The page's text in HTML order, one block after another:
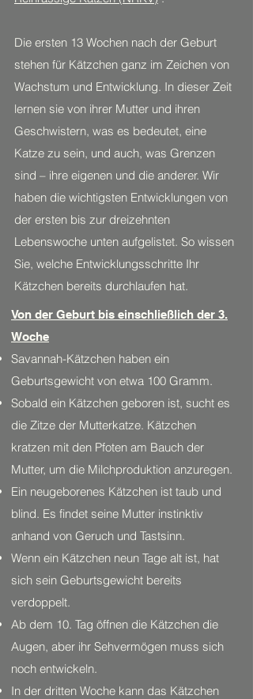
Die ersten 13 Wochen nach der Geburt
stehen für Kätzchen ganz im Zeichen von
Wachstum und Entwicklung. In dieser Zeit
lernen sie von ihrer Mutter und ihren
Geschwistern, was es bedeutet, eine
Katze zu sein, und auch, was Grenzen
sind – ihre eigenen und die anderer. Wir
haben die wichtigsten Entwicklungen von
der ersten bis zur dreizehnten
Lebenswoche unten aufgelistet. So wissen
Sie, welche Entwicklungsschritte Ihr
Kätzchen bereits durchlaufen hat.
Von der Geburt bis einschließlich der 3.
Woche
Savannah-Kätzchen haben ein
Geburtsgewicht von etwa 100 Gramm.
Sobald ein Kätzchen geboren ist, sucht es
die Zitze der Mutterkatze. Kätzchen
kratzen mit den Pfoten am Bauch der
Mutter, um die Milchproduktion anzuregen.
Ein neugeborenes Kätzchen ist taub und
blind. Es findet seine Mutter instinktiv
anhand von Geruch und Tastsinn.
Wenn ein Kätzchen neun Tage alt ist, hat
sich sein Geburtsgewicht bereits
verdoppelt.
Ab dem 10. Tag öffnen die Kätzchen die
Augen, aber ihr Sehvermögen muss sich
noch entwickeln.
In der dritten Woche kann das Kätzchen